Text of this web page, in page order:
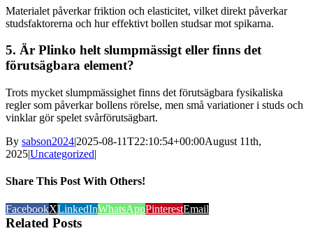
Materialet påverkar friktion och elasticitet, vilket direkt påverkar
studsfaktorerna och hur effektivt bollen studsar mot spikarna.
5. Är Plinko helt slumpmässigt eller finns det
förutsägbara element?
Trots mycket slumpmässighet finns det förutsägbara fysikaliska
regler som påverkar bollens rörelse, men små variationer i studs och
vinklar gör spelet svårförutsägbart.
By sabson2024|2025-08-11T22:10:54+00:00August 11th,
2025|Uncategorized|
Share This Post With Others!
FacebookXLinkedInWhatsAppPinterestEmail
Related Posts